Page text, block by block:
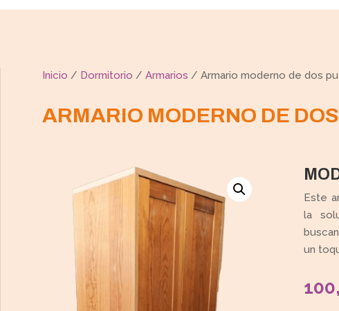
Inicio / Dormitorio / Armarios / Armario moderno de dos
ARMARIO MODERNO DE
Este
la
un